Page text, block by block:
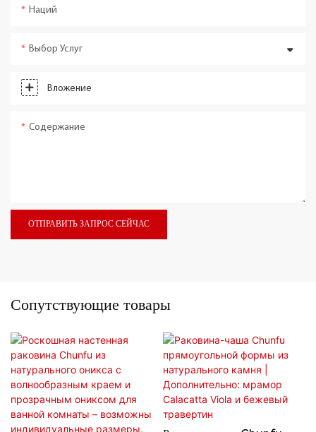
Наций
Выбор Услуг
Вложение
Содержание
ОТПРАВИТЬ ЗАПРОС СЕЙЧАС
Сопутствующие товары